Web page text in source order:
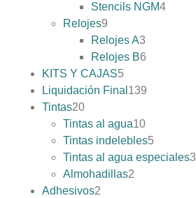
Stencils NGM4
Relojes9
Relojes A3
Relojes B6
KITS Y CAJAS5
Liquidación Final 139
Tintas20
Tintas al agua10
Tintas indelebles5
Tintas al agua especiales3
Almohadillas2
Adhesivos2